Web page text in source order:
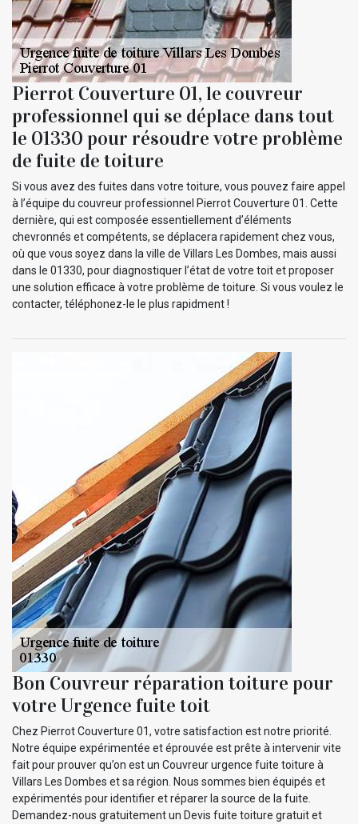
Pierrot Couverture 01, le couvreur
professionnel qui se déplace dans tout
le 01330 pour résoudre votre problème
de fuite de toiture
Si vous avez des fuites dans votre toiture, vous pouvez faire appel
à l’équipe du couvreur professionnel Pierrot Couverture 01. Cette
dernière, qui est composée essentiellement d’éléments
chevronnés et compétents, se déplacera rapidement chez vous,
où que vous soyez dans la ville de Villars Les Dombes, mais aussi
dans le 01330, pour diagnostiquer l’état de votre toit et proposer
une solution efficace à votre problème de toiture. Si vous voulez le
contacter, téléphonez-le le plus rapidment !
Bon Couvreur réparation toiture pour
votre Urgence fuite toit
Chez Pierrot Couverture 01, votre satisfaction est notre priorité.
Notre équipe expérimentée et éprouvée est prête à intervenir vite
fait pour prouver qu’on est un Couvreur urgence fuite toiture à
Villars Les Dombes et sa région. Nous sommes bien équipés et
expérimentés pour identifier et réparer la source de la fuite.
Demandez-nous gratuitement un Devis fuite toiture gratuit et